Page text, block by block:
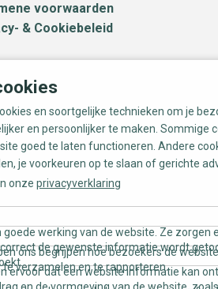
voorwaarden
& Cookiebeleid
en soortgelijke technieken om je
en persoonlijker te maken. Sommige
goed te laten functioneren. Andere
je voorkeuren op te slaan of gerichte
onze privacyverklaring
goede werking van de website. Ze zorgen
de gewenste informatie wordt
ons begrijpen hoe bezoekers de
verzamelen en te rapporteren.
ervoor dat een website informatie kan